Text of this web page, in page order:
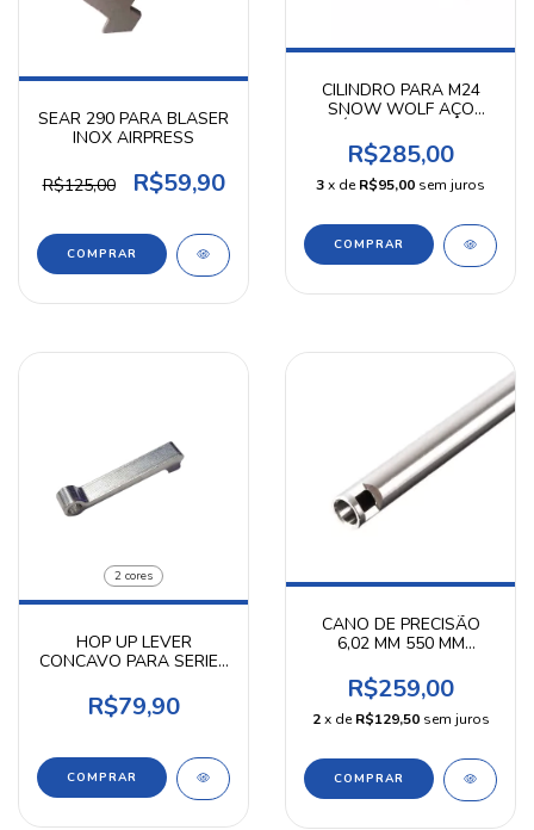
SEAR 290 PARA BLASER
INOX AIRPRESS
R$125,00 R$59,90
CILINDRO PARA M24
SNOW WOLF AÇO
R$285,00
3x deR$95,00 sem juros
2 cores
HOP UP LEVER
CONCAVO PARA SERIES
AIRPRESS
R$79,90
COMPRAR
CANO DE PRECISÃO
6,02 MM 550 MM
R$259,00
2 x deR$129,50 sem juros